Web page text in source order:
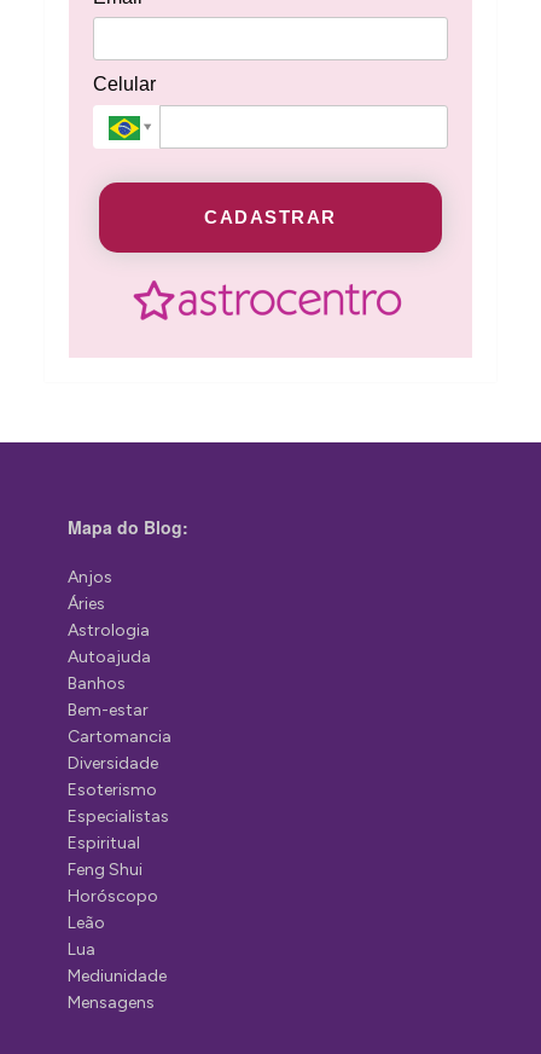
Celular
CADASTRAR
Mapa do Blog:
Anjos
Áries
Astrologia
Autoajuda
Banhos
Bem-estar
Cartomancia
Diversidade
Esoterismo
Especialistas
Espiritual
Feng Shui
Horóscopo
Leão
Lua
Mediunidade
Mensagens